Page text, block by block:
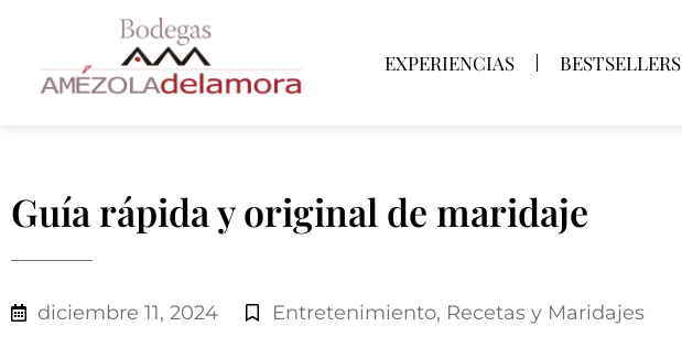
EXPERIENCIAS BESTSELLERS
Guía rápida y original de maridaje
diciembre 11, 2024 Entretenimiento, Recetas y Maridajes